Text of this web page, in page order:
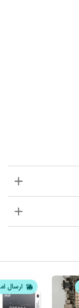
ارسال